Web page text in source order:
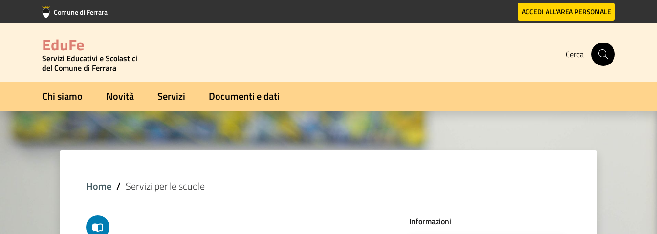
Vai al contenuto principale
Vai al footer Comune di Ferrara ACCEDI ALL'AREA PERSONALE
EduFe
Servizi Educativi e Scolastici
del Comune di Ferrara
Cerca
Chi siamo Novità Servizi Documenti e dati
Home Servizi per le scuole
Informazioni